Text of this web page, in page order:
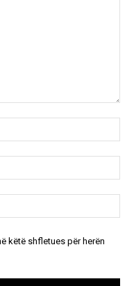
këtë shfletues për herën